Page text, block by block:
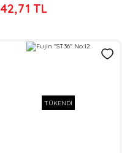
42,71 TL
TÜKENDİ